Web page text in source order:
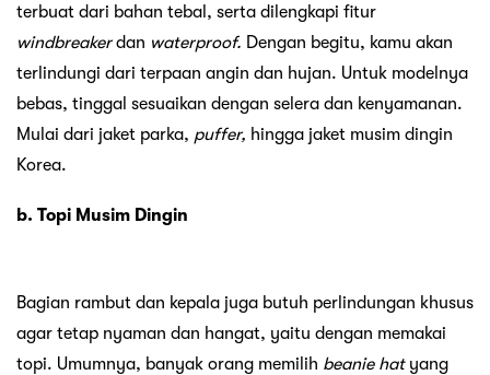
terbuat dari bahan tebal, serta dilengkapi fitur
windbreakerdan waterproof. Dengan begitu, kamu akan
terlindungi dari terpaan angin dan hujan. Untuk modelnya
bebas, tinggal sesuaikan dengan selera dan kenyamanan.
Mulai dari jaket parka, puffer, hingga jaket musim dingin
Korea.
b. Topi Musim Dingin
Bagian rambut dan kepala juga butuh perlindungan khusus
agar tetap nyaman dan hangat, yaitu dengan memakai
topi. Umumnya, banyak orang memilih beanie hat yang